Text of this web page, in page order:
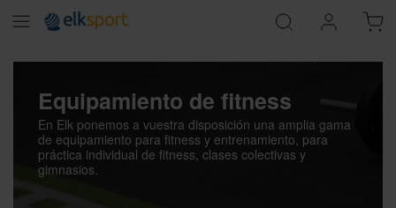
Equipamiento de fitness
En Elk ponemos a vuestra disposición una amplia gama
de equipamiento para fitness y entrenamiento, para
práctica individual de fitness, clases colectivas y
gimnasios.